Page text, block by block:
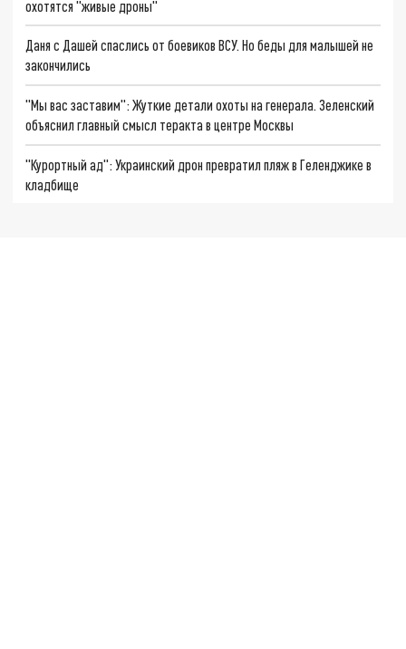
охотятся "живые дроны"
Даня с Дашей спаслись от боевиков ВСУ. Но беды для малышей не
закончились
"Мы вас заставим": Жуткие детали охоты на генерала. Зеленский
объяснил главный смысл теракта в центре Москвы
"Курортный ад": Украинский дрон превратил пляж в Геленджике в
кладбище